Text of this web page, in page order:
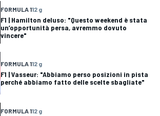
FORMULA 112 g
F1 | Hamilton deluso: "Questo weekend è stata
un’opportunità persa, avremmo dovuto
vincere"
FORMULA 112 g
F1 | Vasseur: "Abbiamo perso posizioni in pista
perché abbiamo fatto delle scelte sbagliate"
FORMULA 112 g